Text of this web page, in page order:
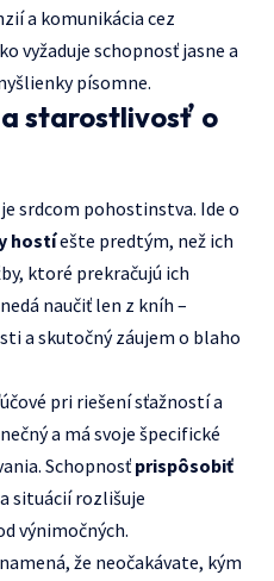
a komunikácia cez
vyžaduje schopnosť jasne a
písomne.
starostlivosť o
srdcom pohostinstva. Ide o
hostíešte predtým, než ich
ktoré prekračujú ich
naučiť len z kníh –
a skutočný záujem o blaho
pri riešení sťažností a
a má svoje špecifické
Schopnosť prispôsobiť
situácií rozlišuje
výnimočných.
že neočakávate, kým